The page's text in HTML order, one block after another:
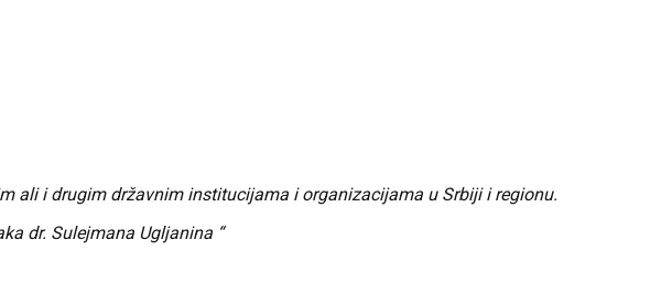
ali i drugim državnim institucijama i organizacijama u Srbiji i regionu.
dr. Sulejmana Ugljanina “